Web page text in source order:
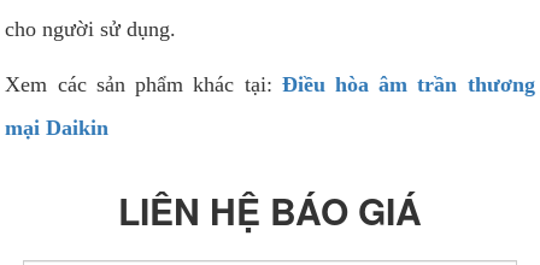
cho người sử dụng.
Xem các sản phẩm khác tại: Điều hòa âm trần thương
mại Daikin
LIÊN HỆ BÁO GIÁ